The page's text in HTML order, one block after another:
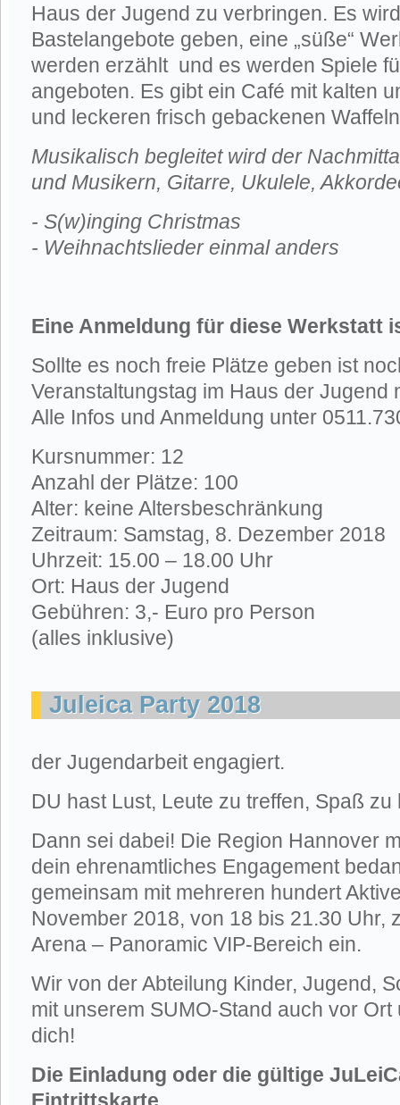
Haus der Jugend zu verbringen. Es
Bastelangebote geben, eine „süße“
werden erzählt und es werden Spiele
angeboten. Es gibt ein Café mit kalten
und leckeren frisch gebackenen
Musikalisch begleitet wird der
und Musikern, Gitarre, Ukulele,
- S(w)inging Christmas
- Weihnachtslieder einmal anders
Eine Anmeldung für diese Werkstatt
Sollte es noch freie Plätze geben ist
Veranstaltungstag im Haus der Jugend
Alle Infos und Anmeldung unter
Kursnummer: 12
Anzahl der Plätze: 100
Alter: keine Altersbeschränkung
Zeitraum: Samstag, 8. Dezember 2018
Uhrzeit: 15.00 – 18.00 Uhr
Ort: Haus der Jugend
Gebühren: 3,- Euro pro Person
(alles inklusive)
Juleica Party 2018
der Jugendarbeit engagiert.
DU hast Lust, Leute zu treffen, Spaß
Dann sei dabei! Die Region Hannover
dein ehrenamtliches Engagement
gemeinsam mit mehreren hundert
November 2018, von 18 bis 21.30 Uhr,
Arena – Panoramic VIP-Bereich ein.
Wir von der Abteilung Kinder, Jugend,
mit unserem SUMO-Stand auch vor
dich!
Die Einladung oder die gültige